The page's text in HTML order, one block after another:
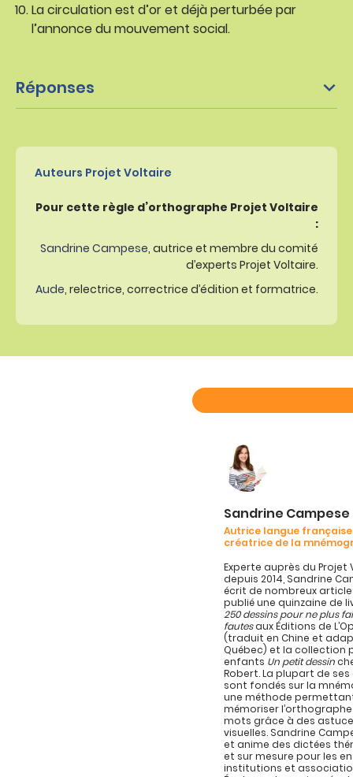
La circulation est d’or et déjà perturbée par
l’annonce du mouvement social.
Réponses
Auteurs Projet Voltaire
Pour cette règle d’orthographe Projet Voltaire
:
Sandrine Campese, autrice et membre du comité
d’experts Projet Voltaire.
Aude, relectrice, correctrice d’édition et formatrice.
Sandrine Campese
Autrice langue
créatrice de la
Experte auprès du Projet
depuis 2014, Sandrine
écrit de nombreux
publié une quinzaine de
250 dessins pour ne plus
fautesaux Éditions de
(traduit en Chine et
Québec) et la collection
enfants Un petit dessin
Robert. La plupart de
sont fondés sur la
une méthode
mémoriser
mots grâce à des
visuelles. Sandrine
et anime des dictées
et sur mesure pour les
institutions et